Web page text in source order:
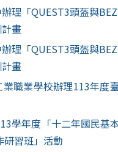
理「QUEST3頭盔與
畫
理「QUEST3頭盔與
畫
職業學校辦理113年度
學年度「十二年國民基
研習班」活動